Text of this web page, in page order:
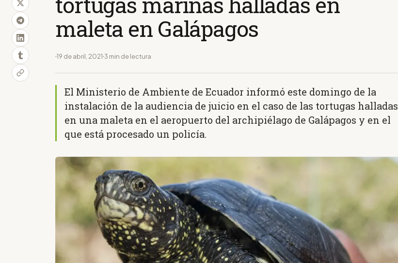
maleta en Galápagos
19 de abril, 2021 3 min de lectura
El Ministerio de Ambiente de Ecuador informó este domingo de la
instalación de la audiencia de juicio en el caso de las tortugas halladas
en una maleta en el aeropuerto del archipiélago de Galápagos y en el
que está procesado un policía.